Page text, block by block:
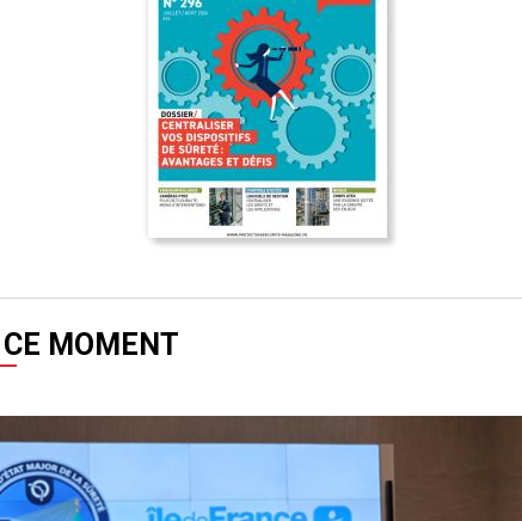
MOMENT